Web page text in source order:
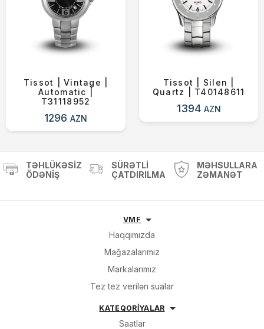
Tissot | Vintage |
Automatic |
T31118952
1296AZN
Tissot | Silen |
Quartz | T40148611
1394 AZN
TƏHLÜKƏSIZ
ÖDƏNIŞ
SÜRƏTLI
ÇATDIRILMA
MƏHSULLARA
ZƏMANƏT
VMF
Haqqımızda
Mağazalarımız
Markalarımız
Tez tez verilən sualar
KATEQORİYALAR
Saatlar